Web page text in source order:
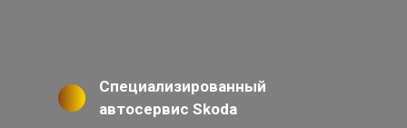
Специализированный
автосервис Skoda